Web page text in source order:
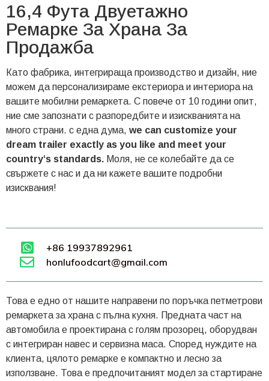
16,4 Фута Двуетажно
Ремарке За Храна За
Продажба
Като фабрика, интегрираща производство и дизайн, ние
можем да персонализираме екстериора и интериора на
вашите мобилни ремаркета. С повече от 10 години опит,
ние сме запознати с разпоредбите и изискванията на
много страни. с една дума, we can customize your
dream trailer exactly as you like and meet your
country‘s standards. Моля, не се колебайте да се
свържете с нас и да ни кажете вашите подробни
изисквания!
+86 19937892961
honlufoodcart@gmail.com
Това е едно от нашите направени по поръчка петметрови
ремаркета за храна с пълна кухня. Предната част на
автомобила е проектирана с голям прозорец, оборудван
с интегриран навес и сервизна маса. Според нуждите на
клиента, цялото ремарке е компактно и лесно за
използване. Това е предпочитаният модел за стартиране